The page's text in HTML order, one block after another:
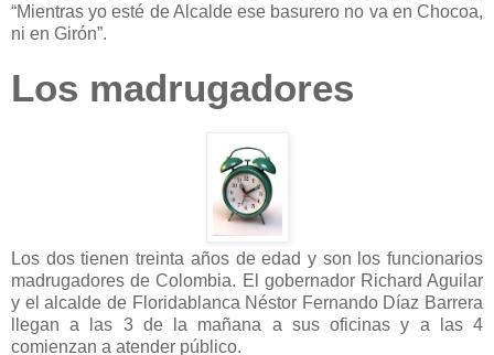
“Mientras yo esté de Alcalde ese basurero no va en Chocoa,
ni en Girón”.
Los madrugadores
Los dos tienen treinta años de edad y son los funcionarios
madrugadores de Colombia. El gobernador Richard Aguilar
y el alcalde de Floridablanca Néstor Fernando Díaz Barrera
llegan a las 3 de la mañana a sus oficinas y a las 4
comienzan a atender público.